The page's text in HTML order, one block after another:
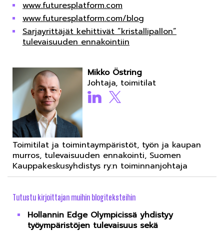
www.futuresplatform.com
www.futuresplatform.com/blog
Sarjayrittäjät kehittivät ”kristallipallon”
tulevaisuuden ennakointiin
Mikko Östring
Johtaja, toimitilat
Toimitilat ja toimintaympäristöt, työn ja kaupan
murros, tulevaisuuden ennakointi, Suomen
Kauppakeskusyhdistys ry:n toiminnanjohtaja
Tutustu kirjoittajan muihin blogiteksteihin
Hollannin Edge Olympicissä yhdistyy
työympäristöjen tulevaisuus sekä